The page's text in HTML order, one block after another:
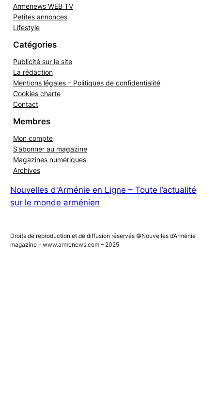
Revue de presse
Armenews WEB TV
Petites annonces
Publicité sur le site
La rédaction
Mentions légales – Politiques de confidentialité
Cookies charte
Mon compte
S’abonner au magazine
Magazines numériques
Nouvelles d'Arménie en Ligne – Toute l’actualité
Droits de reproduction et de diffusion réservés ©Nouvelles d’Arménie